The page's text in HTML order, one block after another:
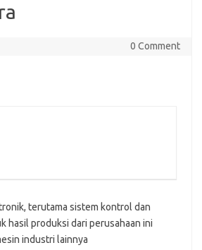
0 Comment
terutama sistem kontrol dan
hasil produksi dari perusahaan ini
industri lainnya